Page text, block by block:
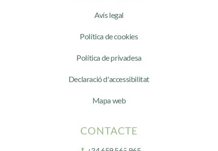
Avís legal
Política de cookies
Política de privadesa
Declaració d'accessibilitat
Mapa web
CONTACTE